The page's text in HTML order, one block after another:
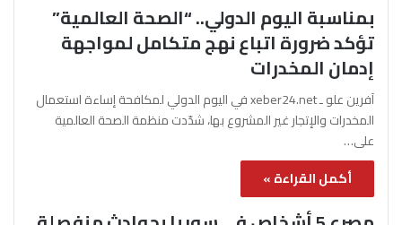
بمناسبة اليوم الدولي.. “الصحة العالمية”
تؤكد ضرورة اتباع نهج متكامل لمواجهة
إدمان المخدرات
آفرين علو ـ xeber24.net في اليوم الدولي لمكافحة إساءة استعمال
المخدرات والإتجار غير المشروع بها، شدّدت منظمة الصحة العالمية
على…
أكمل القراءة »